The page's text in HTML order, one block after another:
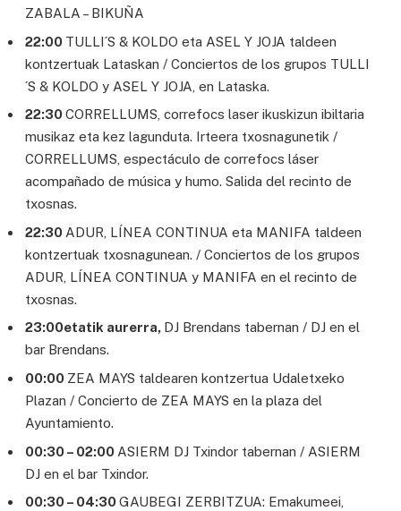
ZABALA – BIKUÑA
22:00 TULLI´S & KOLDO eta ASEL Y JOJA taldeen
kontzertuak Lataskan / Conciertos de los grupos TULLI
´S & KOLDO y ASEL Y JOJA, en Lataska.
22:30CORRELLUMS, correfocs laser ikuskizun ibiltaria
musikaz eta kez lagunduta. Irteera txosnagunetik /
CORRELLUMS, espectáculo de correfocs láser
acompañado de música y humo. Salida del recinto de
txosnas.
22:30 ADUR, LÍNEA CONTINUA eta MANIFA taldeen
kontzertuak txosnagunean. / Conciertos de los grupos
ADUR, LÍNEA CONTINUA y MANIFA en el recinto de
txosnas.
23:00etatik aurerra, DJ Brendans tabernan / DJ en el
bar Brendans.
00:00 ZEA MAYS taldearen kontzertua Udaletxeko
Plazan / Concierto de ZEA MAYS en la plaza del
Ayuntamiento.
00:30 – 02:00 ASIERM DJ Txindor tabernan / ASIERM
DJ en el bar Txindor.
00:30 – 04:30GAUBEGI ZERBITZUA: Emakumeei,